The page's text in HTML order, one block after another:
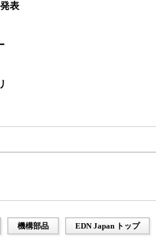
表
機構部品 EDN Japan トップ